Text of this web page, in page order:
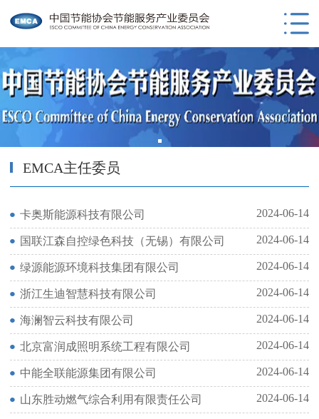
EMCA主任委员
卡奥斯能源科技有限公司 2024-06-14
国联江森自控绿色科技（无锡）有限公司 2024-06-14
绿源能源环境科技集团有限公司 2024-06-14
浙江生迪智慧科技有限公司 2024-06-14
海澜智云科技有限公司 2024-06-14
北京富润成照明系统工程有限公司 2024-06-14
中能全联能源集团有限公司 2024-06-14
山东胜动燃气综合利用有限责任公司 2024-06-14